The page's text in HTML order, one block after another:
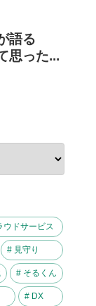
語る
思った...
ウドサービス
# 見守り
# そるくん
# DX